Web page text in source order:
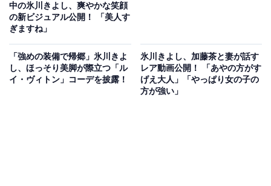
中の氷川きよし、爽やかな笑顔
の新ビジュアル公開！ 「美人す
ぎますね」
「強めの装備で帰郷」氷川きよ
し、ほっそり美脚が際立つ「ル
イ・ヴィトン」コーデを披露！
氷川きよし、加藤茶と妻が話す
レア動画公開！ 「あやの方がす
げえ大人」「やっぱり女の子の
方が強い」